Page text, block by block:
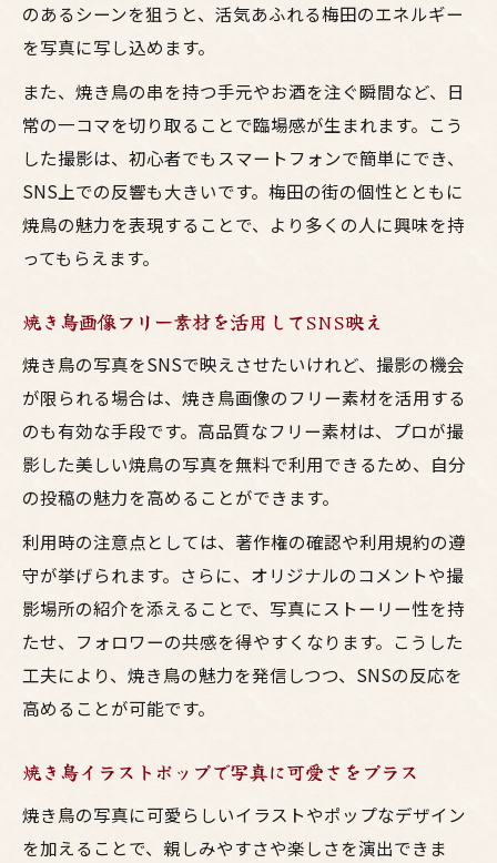
のあるシーンを狙うと、活気あふれる梅田のエネルギー
を写真に写し込めます。
また、焼き鳥の串を持つ手元やお酒を注ぐ瞬間など、日
常の一コマを切り取ることで臨場感が生まれます。こう
した撮影は、初心者でもスマートフォンで簡単にでき、
SNS上での反響も大きいです。梅田の街の個性とともに
焼鳥の魅力を表現することで、より多くの人に興味を持
ってもらえます。
焼き鳥画像フリー素材を活用してSNS映え
焼き鳥の写真をSNSで映えさせたいけれど、撮影の機会
が限られる場合は、焼き鳥画像のフリー素材を活用する
のも有効な手段です。高品質なフリー素材は、プロが撮
影した美しい焼鳥の写真を無料で利用できるため、自分
の投稿の魅力を高めることができます。
利用時の注意点としては、著作権の確認や利用規約の遵
守が挙げられます。さらに、オリジナルのコメントや撮
影場所の紹介を添えることで、写真にストーリー性を持
たせ、フォロワーの共感を得やすくなります。こうした
工夫により、焼き鳥の魅力を発信しつつ、SNSの反応を
高めることが可能です。
焼き鳥イラストポップで写真に可愛さをプラス
焼き鳥の写真に可愛らしいイラストやポップなデザイン
を加えることで、親しみやすさや楽しさを演出できま